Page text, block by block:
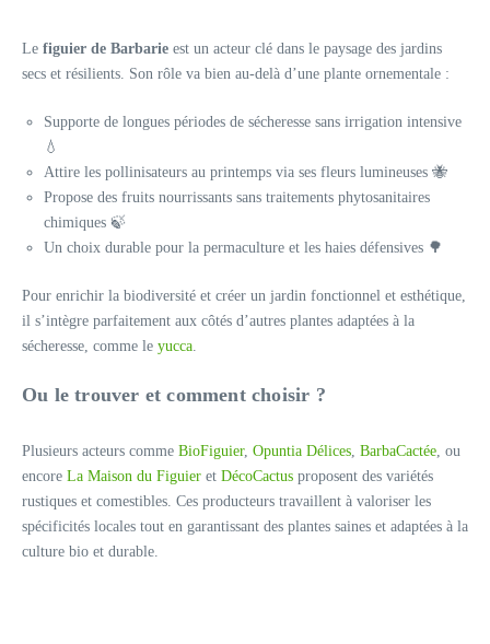
Le figuier de Barbarie est un acteur clé dans le paysage des jardins
secs et résilients. Son rôle va bien au-delà d’une plante ornementale :
Supporte de longues périodes de sécheresse sans irrigation intensive
💧
Attire les pollinisateurs au printemps via ses fleurs lumineuses 🐝
Propose des fruits nourrissants sans traitements phytosanitaires
chimiques 🍃
Un choix durable pour la permaculture et les haies défensives 🌳
Pour enrichir la biodiversité et créer un jardin fonctionnel et esthétique,
il s’intègre parfaitement aux côtés d’autres plantes adaptées à la
sécheresse, comme le yucca.
Ou le trouver et comment choisir ?
Plusieurs acteurs comme BioFiguier, Opuntia Délices, BarbaCactée, ou
encore La Maison du Figuier et DécoCactus proposent des variétés
rustiques et comestibles. Ces producteurs travaillent à valoriser les
spécificités locales tout en garantissant des plantes saines et adaptées à la
culture bio et durable.